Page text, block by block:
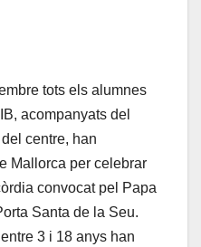
tots els alumnes
acompanyats del
centre, han
Mallorca per celebrar
convocat pel Papa
Santa de la Seu.
3 i 18 anys han